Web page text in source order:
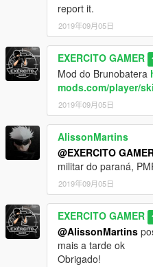
report it.
2019年09月05日
EXERCITO GAMER
Mod do Brunobatera
mods.com/player/
2019年09月05日
AlissonMartins
@EXERCITO
militar do paraná,
2019年09月05日
EXERCITO GAMER
@AlissonMartins
mais a tarde ok
Obrigado!